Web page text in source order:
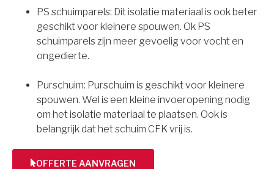
PS schuimparels: Dit isolatie materiaal is ook beter
geschikt voor kleinere spouwen. Ok PS
schuimparels zijn meer gevoelig voor vocht en
ongedierte.
Purschuim: Purschuim is geschikt voor kleinere
spouwen. Wel is een kleine invoeropening nodig
om het isolatie materiaal te plaatsen. Ook is
belangrijk dat het schuim CFK vrij is.
OFFERTE AANVRAGEN